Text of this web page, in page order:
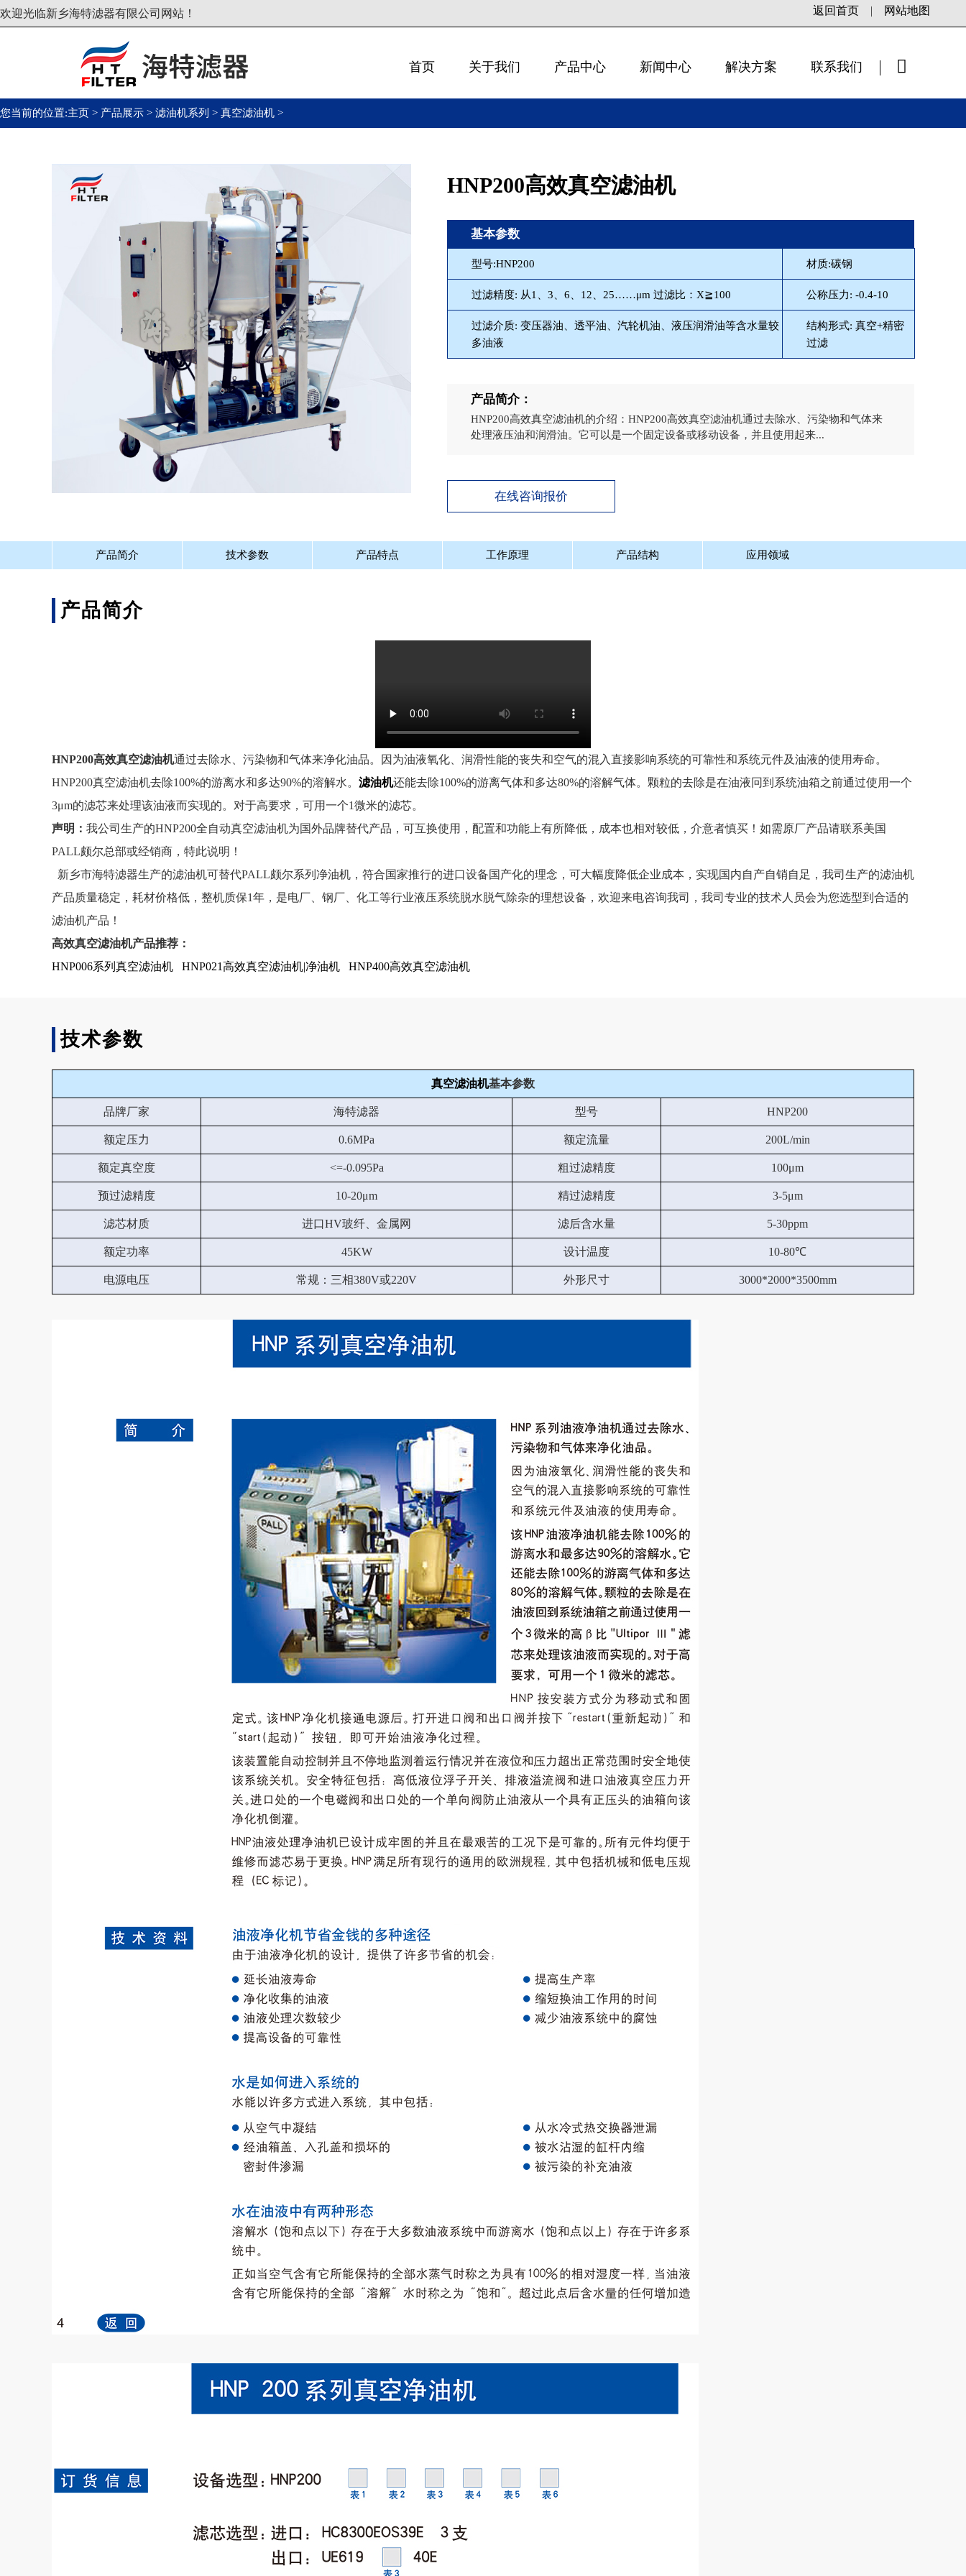
欢迎光临新乡海特滤器有限公司网站！ 返回首页 | 网站地图
首页 关于我们 产品中心 新闻中心 解决方案 联系我们
您当前的位置:主页 > 产品展示 > 滤油机系列 > 真空滤油机 >
HNP200高效真空滤油机
基本参数
型号:HNP200 材质:碳钢
过滤精度: 从1、3、6、12、25……μm 过滤比：X≧100 公称压力: -0.4-10
过滤介质: 变压器油、透平油、汽轮机油、液压润滑油等含水量较
多油液
结构形式: 真空+精密
过滤
产品简介：
HNP200高效真空滤油机的介绍：HNP200高效真空滤油机通过去除水、污染物和气体来
处理液压油和润滑油。它可以是一个固定设备或移动设备，并且使用起来...
在线咨询报价
产品简介 技术参数 产品特点 工作原理 产品结构 应用领域
产品简介
HNP200高效真空滤油机通过去除水、污染物和气体来净化油品。因为油液氧化、润滑性能的丧失和空气的混入直接影响系统的可靠性和系统元件及油液的使用寿命。
HNP200真空滤油机去除100%的游离水和多达90%的溶解水。 滤油机还能去除100%的游离气体和多达80%的溶解气体。颗粒的去除是在油液冋到系统油箱之前通过使用一个
3μm的滤芯来处理该油液而实现的。对于高要求，可用一个1微米的滤芯。
声明： 我公司生产的HNP200全自动真空滤油机为国外品牌替代产品，可互换使用，配置和功能上有所降低，成本也相对较低，介意者慎买！如需原厂产品请联系美国
PALL颇尔总部或经销商，特此说明！
新乡市海特滤器生产的滤油机可替代PALL颇尔系列净油机，符合国家推行的进口设备国产化的理念，可大幅度降低企业成本，实现国内自产自销自足，我司生产的滤油机
产品质量稳定，耗材价格低，整机质保1年，是电厂、钢厂、化工等行业液压系统脱水脱气除杂的理想设备，欢迎来电咨询我司，我司专业的技术人员会为您选型到合适的
滤油机产品！
高效真空滤油机产品推荐：
HNP006系列真空滤油机
HNP021高效真空滤油机|净油机 HNP400高效真空滤油机
技术参数
真空滤油机基本参数
品牌厂家 海特滤器 型号 HNP200
额定压力 0.6MPa 额定流量 200L/min
额定真空度 <=-0.095Pa 粗过滤精度 100μm
预过滤精度 10-20μm 精过滤精度 3-5μm
滤芯材质 进口HV玻纤、金属网 滤后含水量 5-30ppm
额定功率 45KW 设计温度 10-80℃
电源电压 常规：三相380V或220V 外形尺寸 3000*2000*3500mm